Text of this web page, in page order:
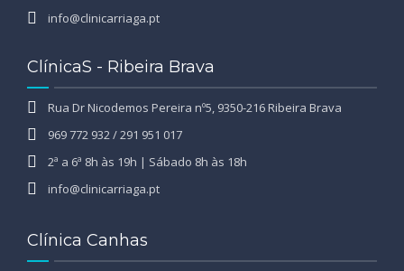
info@clinicarriaga.pt
ClínicaS - Ribeira Brava
Rua Dr Nicodemos Pereira nº5, 9350-216 Ribeira Brava
969 772 932 / 291 951 017
2ª a 6ª 8h às 19h | Sábado 8h às 18h
info@clinicarriaga.pt
Clínica Canhas